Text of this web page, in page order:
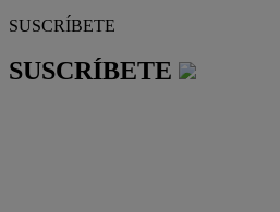
SUSCRÍBETE
SUSCRÍBETE